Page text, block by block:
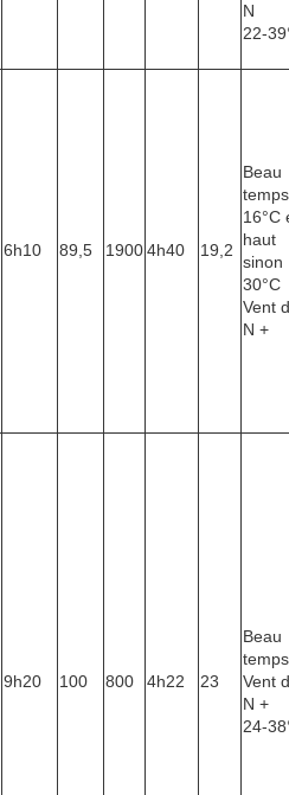
N
22-
6h10 89,5 19004h40 19,2
Beau
temps
16°C
haut
sinon
30°C
Vent
N +
9h20 100 800 4h22 23
Beau
temps
Vent
N +
24-